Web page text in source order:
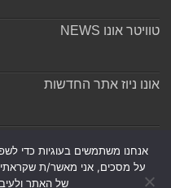
טוויטר אונו NEWS
אונו ניוז אתר החדשות
אנחנו משתמשים בעוגיות כדי
על מסכים, אני מאשר/ת שקראתי,
של האתר